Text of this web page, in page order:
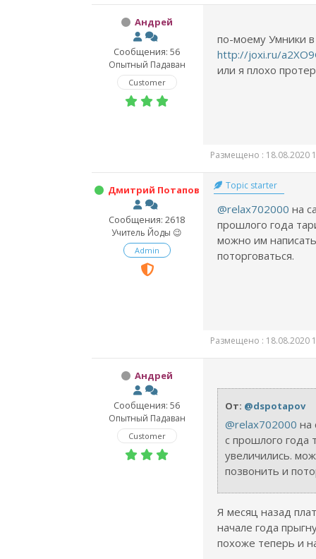
Андрей
Сообщения: 56
Опытный Падаван
Customer
по-моему Умники
http://joxi.ru/
или я плохо
Размещено : 18.08.2020
Дмитрий Потапов
Сообщения: 2618
Учитель Йоды 😉
Admin
Topic starter
@relax702000 на
прошлого года
можно им
поторговаться.
Размещено : 18.08.2020
Андрей
Сообщения: 56
Опытный Падаван
Customer
От: @dspotapov
@relax702000 на
с прошлого года
увеличились.
позвонить и
Я месяц назад
начале года
похоже теперь и